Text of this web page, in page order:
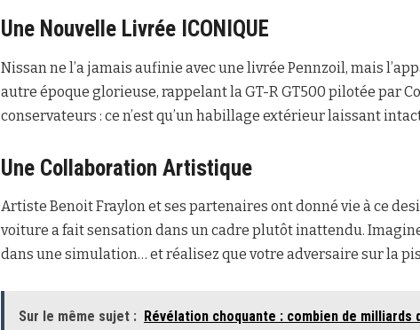
Une Nouvelle Livrée ICONIQUE
Nissan ne l’a jamais aufinie avec une livrée Pennzoil, mais
autre époque glorieuse, rappelant la GT-R GT500 pilotée par
conservateurs : ce n’est qu’un habillage extérieur laissant
Une Collaboration Artistique
Artiste Benoit Fraylon et ses partenaires ont donné vie à ce
voiture a fait sensation dans un cadre plutôt inattendu.
dans une simulation… et réalisez que votre adversaire sur la
Sur le même sujet : Révélation choquante : combien de